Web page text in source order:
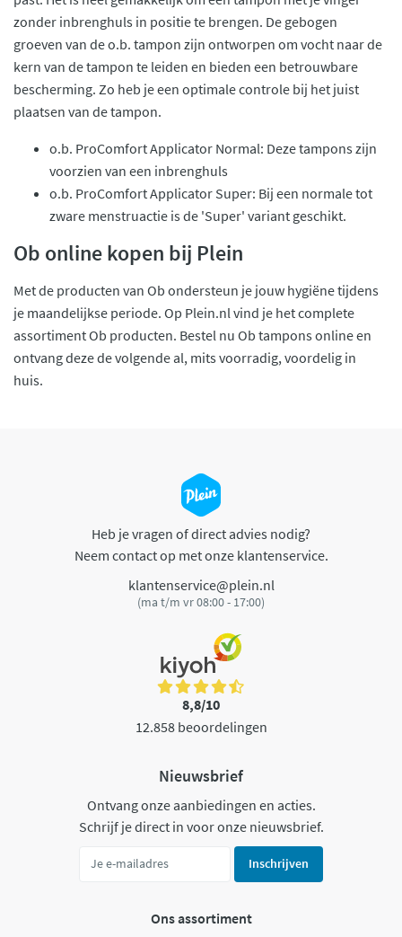
zonder inbrenghuls in positie te brengen. De gebogen
groeven van de o.b. tampon zijn ontworpen om vocht naar de
kern van de tampon te leiden en bieden een betrouwbare
bescherming. Zo heb je een optimale controle bij het juist
plaatsen van de tampon.
o.b. ProComfort Applicator Normal: Deze tampons zijn
voorzien van een inbrenghuls
o.b. ProComfort Applicator Super: Bij een normale tot
zware menstruactie is de 'Super' variant geschikt.
Ob online kopen bij Plein
Met de producten van Ob ondersteun je jouw hygiëne tijdens
je maandelijkse periode. Op Plein.nl vind je het complete
assortiment Ob producten. Bestel nu Ob tampons online en
ontvang deze de volgende al, mits voorradig, voordelig in
huis.
Heb je vragen of direct advies nodig?
Neem contact op met onze klantenservice.
klantenservice@plein.nl
(ma t/m vr 08:00 - 17:00)
8,8/10
12.858 beoordelingen
Nieuwsbrief
Ontvang onze aanbiedingen en acties.
Schrijf je direct in voor onze nieuwsbrief.
Inschrijven
Ons assortiment